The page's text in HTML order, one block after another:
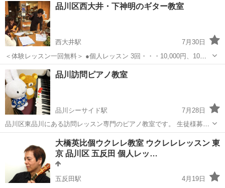
品川区西大井・下神明のギター教室
西大井駅
7月30日
＜体験レッスン一回無料＞ ●個人レッスン 3回・・・10,000円、10
回・・・30,000円 （1回目より一年間有効） ◇学生割引（3割引き）
・大学生まで ◇障碍者割引（半額） ・身体・精神等種別は問...
東京 品川区 西大井駅 ギター
品川訪問ピアノ教室
品川シーサイド駅
7月28日
品川区東品川にある訪問レッスン専門のピアノ教室です。 生徒様募集
中です。 初心者の方も歓迎いたします。 東品川にお住まいの方、品川
駅、北品川駅、天王洲アイル駅、品川シーサイド駅、青物横丁駅の徒
歩圏内にお住い...
品川シーサイド駅 音楽
大橋英比個ウクレレ教室 ウクレレレッスン 東
京 品川区 五反田 個人レッ…
五反田駅 4月19日